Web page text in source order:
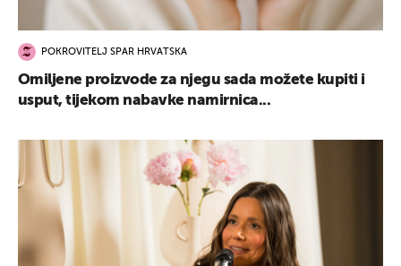
POKROVITELJ SPAR HRVATSKA
Omiljene proizvode za njegu sada možete kupiti i
usput, tijekom nabavke namirnica...